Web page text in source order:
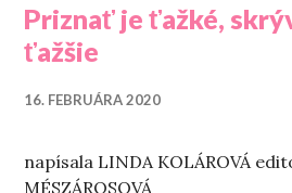
Priznať je ťažké,
ťažšie
16. FEBRUÁRA 2020
napísala LINDA KOLÁROVÁ
MÉSZÁROSOVÁ